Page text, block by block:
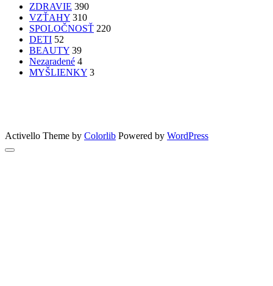
ZDRAVIE 390
VZŤAHY 310
SPOLOČNOSŤ 220
DETI 52
BEAUTY 39
Nezaradené 4
MYŠLIENKY 3
Activello Theme by Colorlib Powered by WordPress